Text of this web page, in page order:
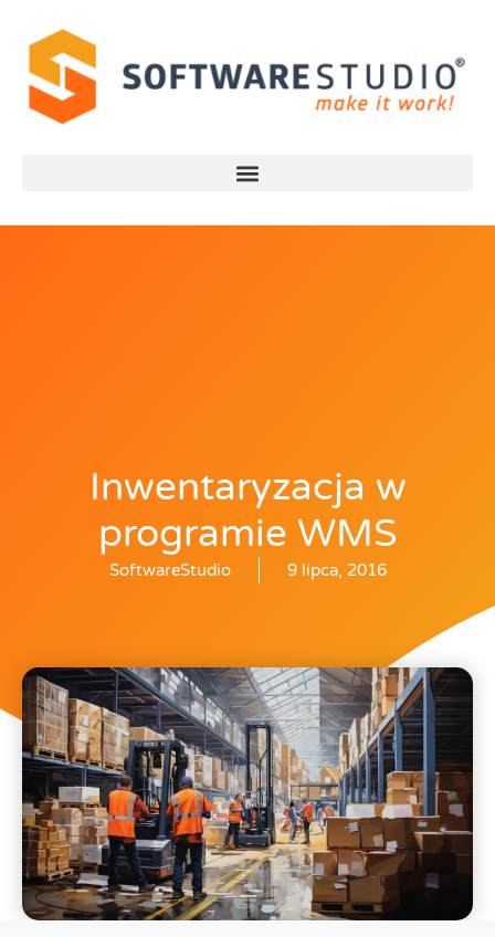
Inwentaryzacja w
programie WMS
SoftwareStudio 9 lipca, 2016